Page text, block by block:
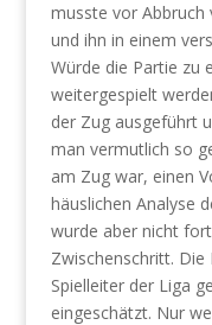
musste vor Abbruch
und ihn in einem
Würde die Partie zu
weitergespielt
der Zug ausgeführt
man vermutlich so
am Zug war, einen
häuslichen Analyse
wurde aber nicht
Zwischenschritt.
Spielleiter der Liga
eingeschätzt. Nur